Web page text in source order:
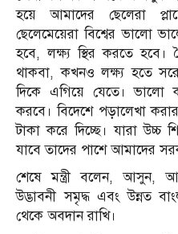
হয়ে আমাদের ছেলেরা
ছেলেমেয়েরা বিশ্বের ভালো
হবে, লক্ষ্য স্থির করতে হবে।
থাকবা, কখনও লক্ষ্য হতে
দিকে এগিয়ে যেতে। ভালো
করবে। বিদেশে পড়ালেখা
টাকা করে দিচ্ছে। যারা উচ্চ
যাবে তাদের পাশে আমাদের
শেষে মন্ত্রী বলেন, আসুন,
উদ্ভাবনী সমৃদ্ধ এবং উন্নত
থেকে অবদান রাখি।